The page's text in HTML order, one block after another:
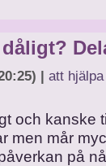
dåligt?
| att
och kanske
men mår
på